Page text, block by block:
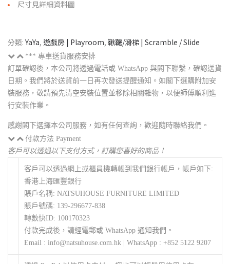
尺寸見詳細資料圖
分類: YaYa, 遊戲房 | Playroom, 鞦韆/滑梯 | Scramble / Slide
*** 專車送貨服務安排
訂單確認後，本公司將透過電話或 WhatsApp 與閣下聯繫，確認送貨
日期。我們將於送貨前一日再次發送提醒通知。如閣下選購附加安
裝服務，敬請預先清空安裝位置並移除相關雜物，以便師傅順利進
行安裝作業。
感謝閣下選擇本公司服務，如有任何查詢，歡迎隨時聯絡我們。
付款方法 Payment
客戶可以透過以下支付方式，訂購您喜好的商品！
客戶可以透過網上或櫃員機轉帳到我們銀行帳戶，帳戶如下:
香港上海匯豐銀行
賬戶名稱: NATSUHOUSE FURNITURE LIMITED
賬戶號碼: 139-296677-838
轉數快ID: 100170323
付款完成後，請經電郵或 WhatsApp 通知我們。
Email : info@natsuhouse.com.hk | WhatsApp : +852 5122 9207